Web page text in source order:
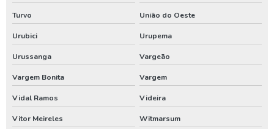
Turvo União do Oeste
Urubici Urupema
Urussanga Vargeão
Vargem Bonita Vargem
Vidal Ramos Videira
Vitor Meireles Witmarsum